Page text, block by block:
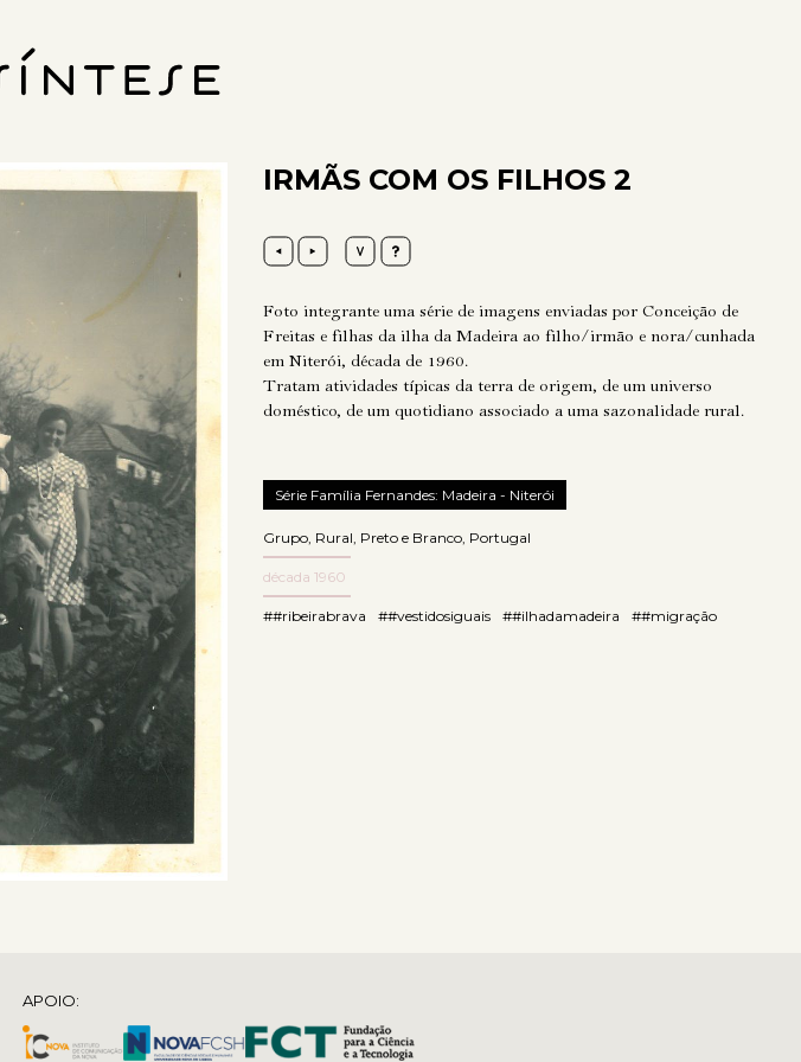
IRMÃS COM OS FILHOS 2
Foto integrante uma série de imagens enviadas por Conceição de
Freitas e filhas da ilha da Madeira ao filho/irmão e nora/cunhada
em Niterói, década de 1960.
Tratam atividades típicas da terra de origem, de um universo
doméstico, de um quotidiano associado a uma sazonalidade rural.
Série Família Fernandes: Madeira - Niterói
Grupo, Rural, Preto e Branco, Portugal
década 1960
##ribeirabrava ##vestidosiguais ##ilhadamadeira ##migração
APOIO: